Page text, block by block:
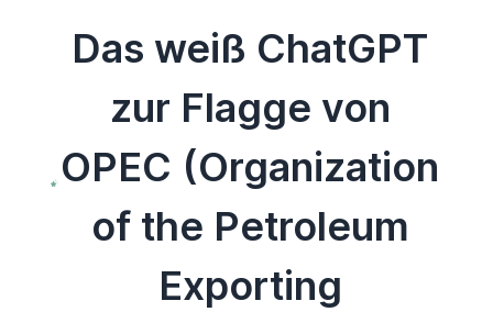
Das weiß ChatGPT
zur Flagge von
OPEC (Organization
of the Petroleum
Exporting